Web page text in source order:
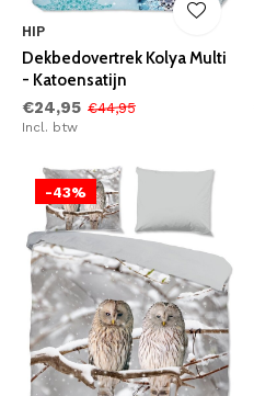
HIP
Dekbedovertrek Kolya Multi
- Katoensatijn
€24,95 €44,95
Incl. btw
-43%